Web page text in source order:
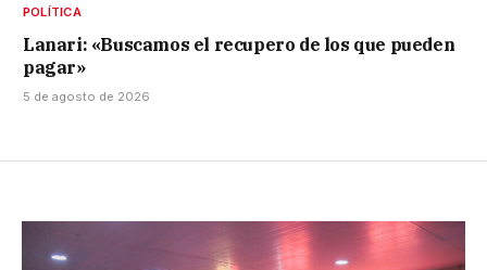
POLÍTICA
Lanari: «Buscamos el recupero de los que pueden
pagar»
5 de agosto de 2026